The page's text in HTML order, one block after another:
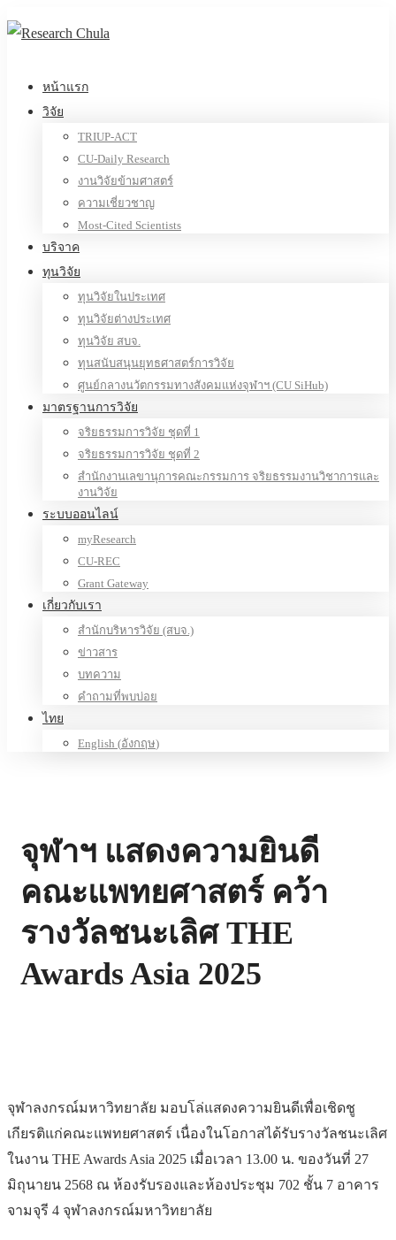
หน้าแรก
วิจัย
TRIUP-ACT
CU-Daily Research
งานวิจัยข้ามศาสตร์
ความเชี่ยวชาญ
Most-Cited Scientists
บริจาค
ทุนวิจัย
ทุนวิจัยในประเทศ
ทุนวิจัยต่างประเทศ
ทุนวิจัย สบจ.
ทุนสนับสนุนยุทธศาสตร์การวิจัย
ศูนย์กลางนวัตกรรมทางสังคมแห่งจุฬาฯ (CU SiHub)
มาตรฐานการวิจัย
จริยธรรมการวิจัย ชุดที่ 1
จริยธรรมการวิจัย ชุดที่ 2
สำนักงานเลขานุการคณะกรรมการ จริยธรรมงานวิชาการและ
งานวิจัย
ระบบออนไลน์
myResearch
CU-REC
Grant Gateway
เกี่ยวกับเรา
สำนักบริหารวิจัย (สบจ.)
ข่าวสาร
บทความ
คำถามที่พบบ่อย
ไทย
English (อังกฤษ)
จุฬาฯ แสดงความยินดี
คณะแพทยศาสตร์ คว้า
รางวัลชนะเลิศ THE
Awards Asia 2025
จุฬาลงกรณ์มหาวิทยาลัย มอบโล่แสดงความยินดีเพื่อเชิดชู
เกียรติแก่คณะแพทยศาสตร์ เนื่องในโอกาสได้รับรางวัลชนะเลิศ
ในงาน THE Awards Asia 2025 เมื่อเวลา 13.00 น. ของวันที่ 27
มิถุนายน 2568 ณ ห้องรับรองและห้องประชุม 702 ชั้น 7 อาคาร
จามจุรี 4 จุฬาลงกรณ์มหาวิทยาลัย